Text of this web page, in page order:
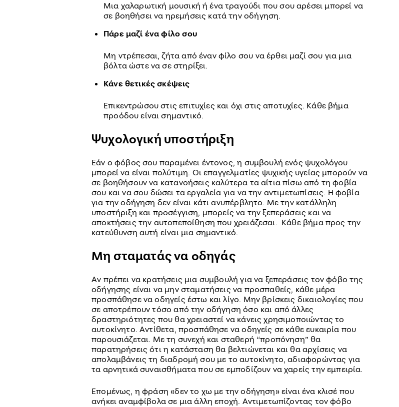
Μια χαλαρωτική μουσική ή ένα τραγούδι που σου αρέσει μπορεί να
σε βοηθήσει να ηρεμήσεις κατά την οδήγηση.
Πάρε μαζί ένα φίλο σου
Μη ντρέπεσαι, ζήτα από έναν φίλο σου να έρθει μαζί σου για μια
βόλτα ώστε να σε στηρίξει.
Κάνε θετικές σκέψεις
Επικεντρώσου στις επιτυχίες και όχι στις αποτυχίες. Κάθε βήμα
προόδου είναι σημαντικό.
Ψυχολογική υποστήριξη
Εάν ο φόβος σου παραμένει έντονος, η συμβουλή ενός ψυχολόγου
μπορεί να είναι πολύτιμη. Οι επαγγελματίες ψυχικής υγείας μπορούν να
σε βοηθήσουν να κατανοήσεις καλύτερα τα αίτια πίσω από τη φοβία
σου και να σου δώσει τα εργαλεία για να την αντιμετωπίσεις. Η φοβία
για την οδήγηση δεν είναι κάτι ανυπέρβλητο. Με την κατάλληλη
υποστήριξη και προσέγγιση, μπορείς να την ξεπεράσεις και να
αποκτήσεις την αυτοπεποίθηση που χρειάζεσαι. Κάθε βήμα προς την
κατεύθυνση αυτή είναι μια σημαντικό.
Μη σταματάς να οδηγάς
Αν πρέπει να κρατήσεις μια συμβουλή για να ξεπεράσεις τον φόβο της
οδήγησης είναι να μην σταματήσεις να προσπαθείς, κάθε μέρα
προσπάθησε να οδηγείς έστω και λίγο. Μην βρίσκεις δικαιολογίες που
σε αποτρέπουν τόσο από την οδήγηση όσο και από άλλες
δραστηριότητες που θα χρειαστεί να κάνεις χρησιμοποιώντας το
αυτοκίνητο. Αντίθετα, προσπάθησε να οδηγείς σε κάθε ευκαιρία που
παρουσιάζεται. Με τη συνεχή και σταθερή “προπόνηση” θα
παρατηρήσεις ότι η κατάσταση θα βελτιώνεται και θα αρχίσεις να
απολαμβάνεις τη διαδρομή σου με το αυτοκίνητο, αδιαφορώντας για
τα αρνητικά συναισθήματα που σε εμποδίζουν να χαρείς την εμπειρία.
Επομένως, η φράση «δεν το χω με την οδήγηση» είναι ένα κλισέ που
ανήκει αναμφίβολα σε μια άλλη εποχή. Αντιμετωπίζοντας τον φόβο